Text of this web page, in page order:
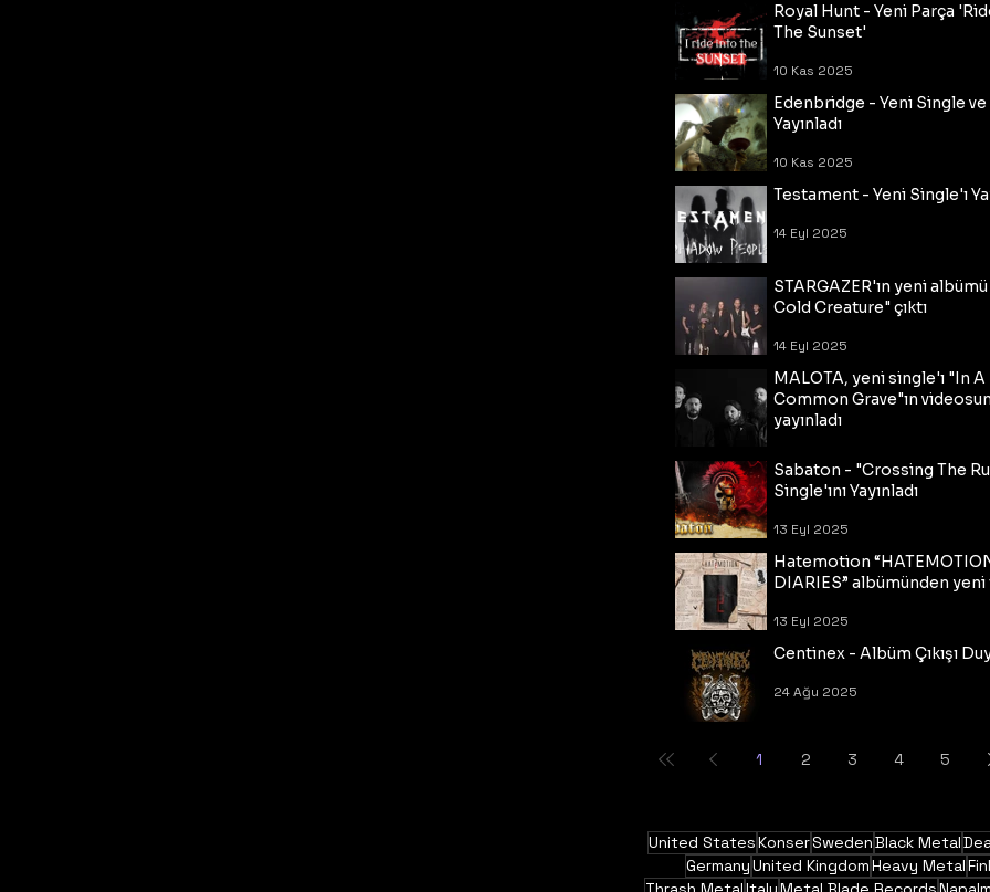
Royal Hunt - Yeni Parça
The Sunset'
10 Kas 2025
Edenbridge - Yeni Single
Yayınladı
10 Kas 2025
Testament - Yeni Single'ı
14 Eyl 2025
STARGAZER'ın yeni
Cold Creature" çıktı
14 Eyl 2025
MALOTA, yeni single'ı "In A
Common Grave"ın
yayınladı
Sabaton - "Crossing The
Single'ını Yayınladı
13 Eyl 2025
Hatemotion
DIARIES” albümünden
13 Eyl 2025
Centinex - Albüm Çıkışı
24 Ağu 2025
1 2 3 4 5
United StatesKonserSwedenBlack Metal
GermanyUnited KingdomHeavy Metal